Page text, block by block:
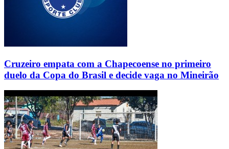
Cruzeiro empata com a Chapecoense no primeiro
duelo da Copa do Brasil e decide vaga no Mineirão